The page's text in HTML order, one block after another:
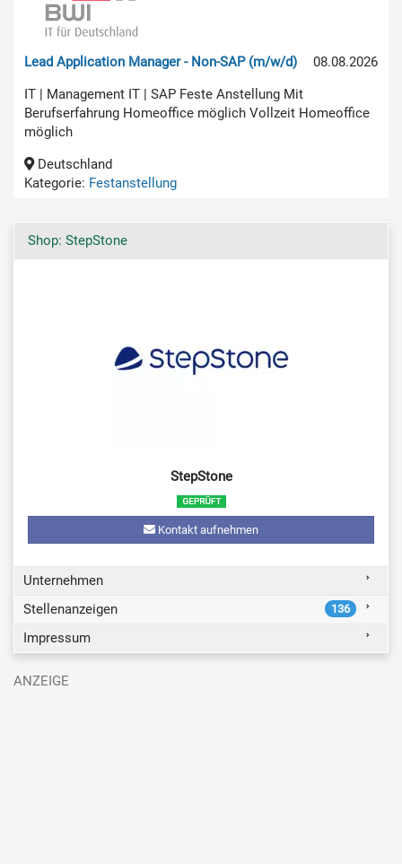
08.08.2026
Lead Application Manager - Non-SAP (m/w/d)
IT | Management IT | SAP Feste Anstellung Mit
Berufserfahrung Homeoffice möglich Vollzeit Homeoffice
möglich
Deutschland
Kategorie: Festanstellung
Shop: StepStone
StepStone
Kontakt aufnehmen
Unternehmen
Stellenanzeigen
136
Impressum